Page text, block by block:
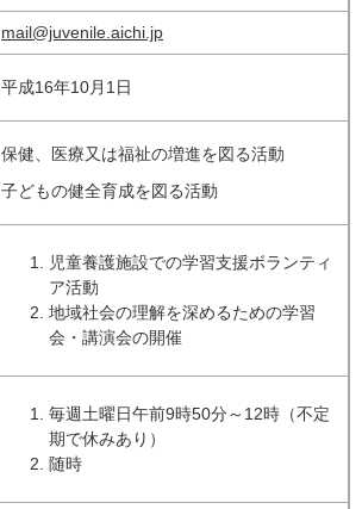
mail@juvenile.aichi.jp
平成16年10月1日
保健、医療又は福祉の増進を図る活動
子どもの健全育成を図る活動
児童養護施設での学習支援ボランティ
ア活動
地域社会の理解を深めるための学習
会・講演会の開催
毎週土曜日午前9時50分～12時（不定
期で休みあり）
随時